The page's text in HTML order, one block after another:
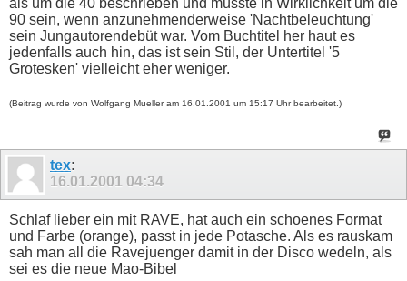
als um die 40 beschrieben und müsste in Wirklichkeit um die
90 sein, wenn anzunehmenderweise 'Nachtbeleuchtung'
sein Jungautorendebüt war. Vom Buchtitel her haut es
jedenfalls auch hin, das ist sein Stil, der Untertitel '5
Grotesken' vielleicht eher weniger.
(Beitrag wurde von Wolfgang Mueller am 16.01.2001 um 15:17 Uhr bearbeitet.)
tex:
16.01.2001 04:34
Schlaf lieber ein mit RAVE, hat auch ein schoenes Format
und Farbe (orange), passt in jede Potasche. Als es rauskam
sah man all die Ravejuenger damit in der Disco wedeln, als
sei es die neue Mao-Bibel